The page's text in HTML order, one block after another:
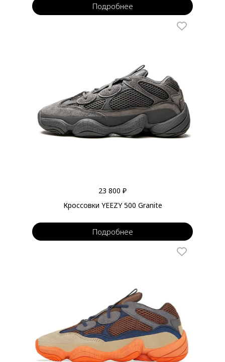
Подробнее
23 800 ₽
Кроссовки YEEZY 500 Granite
Подробнее